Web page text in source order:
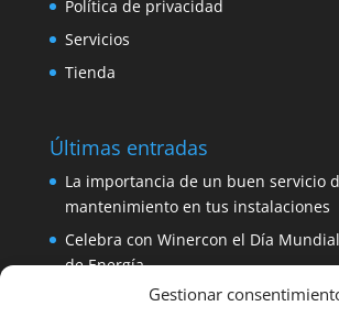
Gestionar
Política de privacidad
Servicios
Tienda
Últimas entradas
La importancia de un buen servicio
mantenimiento en tus instalaciones
Celebra con Winercon el Día
de Energía
Placa solar 330W 24V Amerisolar por